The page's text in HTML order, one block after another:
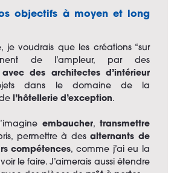
objectifs à moyen et long
je voudrais que les créations “sur
de l’ampleur, par des
des architectes d’intérieur
dans le domaine de la
l’hôtellerie d’exception.
embaucher,transmettre
permettre à desalternants de
compétences, comme j’ai eu la
le faire. J’aimerais aussi étendre